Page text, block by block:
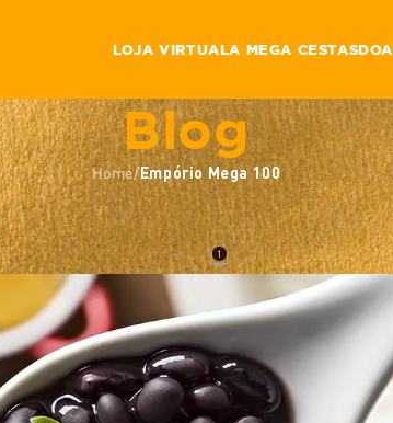
LOJA VIRTUALA MEGA CESTAS
Blog
Home/Empório Mega 100
MEGA 100
do Empório Mega 100
On 28 de novembro de 2019 1